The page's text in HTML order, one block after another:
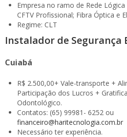
Empresa no ramo de Rede
CFTV Profissional; Fibra Óptica e
Regime: CLT
Instalador de Segurança
Cuiabá
R$ 2.500,00+ Vale-transporte +
Participação dos Lucros +
Odontológico.
Contatos: (65) 99981- 6252 ou
financeiro@haritecnologia.com.br
Necessário ter experiência.